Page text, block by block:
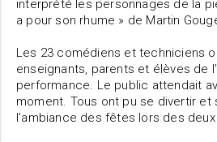
interprété les personnages de la
a pour son rhume » de Martin
Les 23 comédiens et techniciens
enseignants, parents et élèves de
performance. Le public attendait
moment. Tous ont pu se divertir et
l’ambiance des fêtes lors des